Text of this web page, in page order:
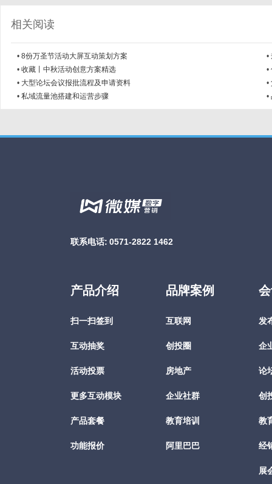
相关阅读
• 8份万圣节活动大屏互动策划方案 •
• 收藏丨中秋活动创意方案精选 •
• 大型论坛会议报批流程及申请资料 •
• 私域流量池搭建和运营步骤 •
联系电话: 0571-2822 1462
产品介绍
扫一扫签到
互动抽奖
活动投票
更多互动模块
产品套餐
功能报价
品牌案例
互联网
创投圈
房地产
企业社群
教育培训
阿里巴巴
发
企
论
创
教
经
展